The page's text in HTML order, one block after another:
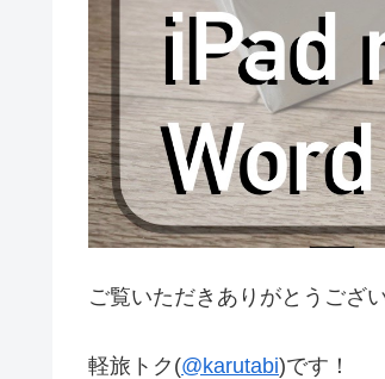
ご覧いただきありがとうござい
軽旅トク(@karutabi)です！